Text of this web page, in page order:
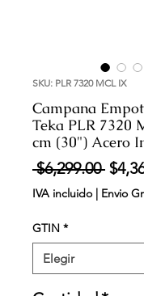
SKU: PLR 7320 MCL IX
Campana
Teka PLR 7320
cm (30") Acero
$6,299.00
IVA incluido Envio
GTIN *